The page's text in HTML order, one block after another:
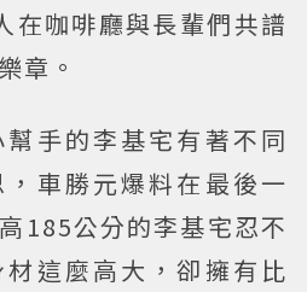
在咖啡廳與長輩們共譜
章。
手的李基宅有著不同
車勝元爆料在最後一
185公分的李基宅忍不
這麼高大，卻擁有比